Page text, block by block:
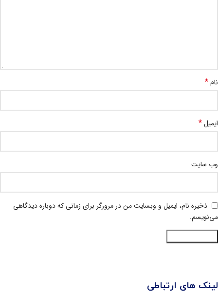
نام*
ایمیل*
وب‌ سایت
ذخیره نام، ایمیل و وبسایت من در مرورگر برای زمانی که دوباره دیدگاهی
می‌نویسم.
لینک های ارتباطی